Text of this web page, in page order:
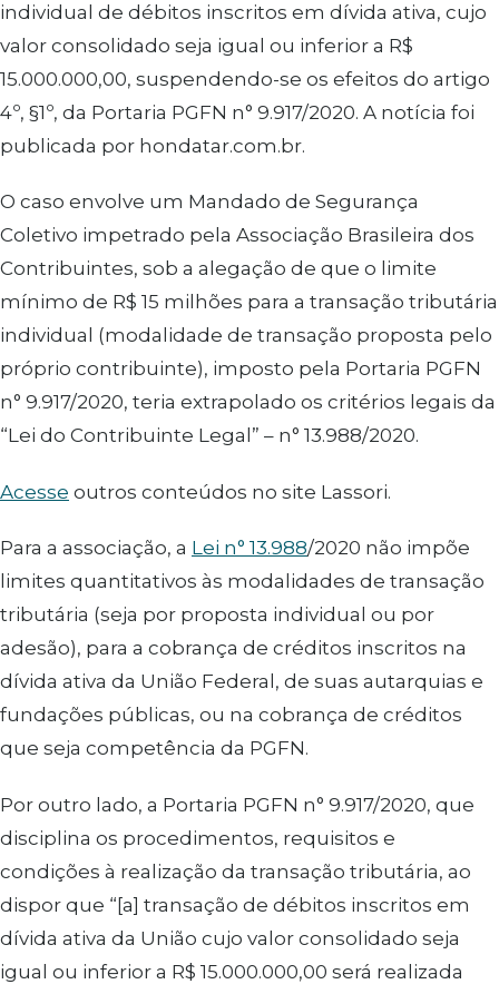
individual de débitos inscritos em dívida ativa, cujo
valor consolidado seja igual ou inferior a R$
15.000.000,00, suspendendo-se os efeitos do artigo
4º, §1º, da Portaria PGFN n° 9.917/2020. A notícia foi
publicada por hondatar.com.br.
O caso envolve um Mandado de Segurança
Coletivo impetrado pela Associação Brasileira dos
Contribuintes, sob a alegação de que o limite
mínimo de R$ 15 milhões para a transação tributária
individual (modalidade de transação proposta pelo
próprio contribuinte), imposto pela Portaria PGFN
n° 9.917/2020, teria extrapolado os critérios legais da
“Lei do Contribuinte Legal” – n° 13.988/2020.
Acesse outros conteúdos no site Lassori.
Para a associação, a Lei n° 13.988/2020 não impõe
limites quantitativos às modalidades de transação
tributária (seja por proposta individual ou por
adesão), para a cobrança de créditos inscritos na
dívida ativa da União Federal, de suas autarquias e
fundações públicas, ou na cobrança de créditos
que seja competência da PGFN.
Por outro lado, a Portaria PGFN n° 9.917/2020, que
disciplina os procedimentos, requisitos e
condições à realização da transação tributária, ao
dispor que “[a] transação de débitos inscritos em
dívida ativa da União cujo valor consolidado seja
igual ou inferior a R$ 15.000.000,00 será realizada